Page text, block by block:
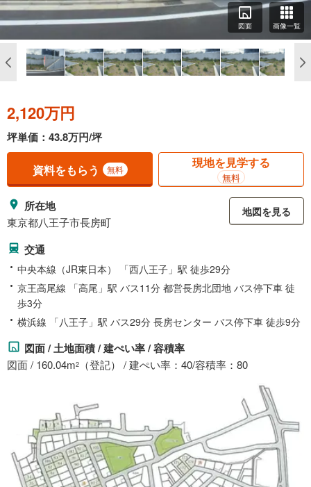
図面 画像一覧
2,120万円
坪単価：43.8万円/坪
資料をもらう 無料 現地を見学する
無料
所在地
東京都八王子市長房町
地図を見る
交通
中央本線（JR東日本） 「西八王子」駅 徒歩29分
京王高尾線 「高尾」駅 バス11分 都営長房北団地 バス停下車 徒
歩3分
横浜線 「八王子」駅 バス29分 長房センター バス停下車 徒歩9分
図面 / 土地面積 / 建ぺい率 / 容積率
図面 / 160.04m2 （登記） / 建ぺい率：40/容積率：80